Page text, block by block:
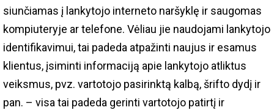
siunčiamas į lankytojo interneto naršyklę ir saugomas
kompiuteryje ar telefone. Vėliau jie naudojami lankytojo
identifikavimui, tai padeda atpažinti naujus ir esamus
klientus, įsiminti informaciją apie lankytojo atliktus
veiksmus, pvz. vartotojo pasirinktą kalbą, šrifto dydį ir
pan. – visa tai padeda gerinti vartotojo patirtį ir